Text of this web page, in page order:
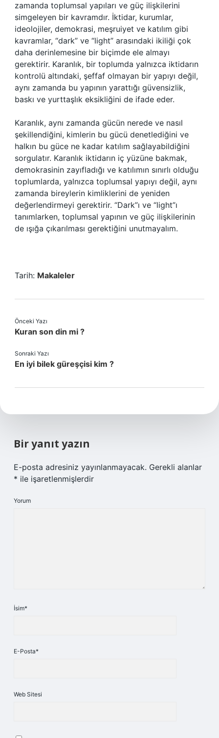
zamanda toplumsal yapıları ve güç ilişkilerini
simgeleyen bir kavramdır. İktidar, kurumlar,
ideolojiler, demokrasi, meşruiyet ve katılım gibi
kavramlar, “dark” ve “light” arasındaki ikiliği çok
daha derinlemesine bir biçimde ele almayı
gerektirir. Karanlık, bir toplumda yalnızca iktidarın
kontrolü altındaki, şeffaf olmayan bir yapıyı değil,
aynı zamanda bu yapının yarattığı güvensizlik,
baskı ve yurttaşlık eksikliğini de ifade eder.
Karanlık, aynı zamanda gücün nerede ve nasıl
şekillendiğini, kimlerin bu gücü denetlediğini ve
halkın bu güce ne kadar katılım sağlayabildiğini
sorgulatır. Karanlık iktidarın iç yüzüne bakmak,
demokrasinin zayıfladığı ve katılımın sınırlı olduğu
toplumlarda, yalnızca toplumsal yapıyı değil, aynı
zamanda bireylerin kimliklerini de yeniden
değerlendirmeyi gerektirir. “Dark”ı ve “light”ı
tanımlarken, toplumsal yapının ve güç ilişkilerinin
de ışığa çıkarılması gerektiğini unutmayalım.
Tarih: Makaleler
Önceki Yazı
Kuran son din mi ?
Sonraki Yazı
En iyi bilek güreşçisi kim ?
Bir yanıt yazın
E-posta adresiniz yayınlanmayacak. Gerekli alanlar
* ile işaretlenmişlerdir
Yorum
İsim*
E-Posta*
Web Sitesi